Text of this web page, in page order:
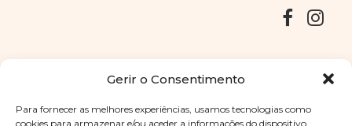
Gerir o Consentimento
Para fornecer as melhores experiências, usamos tecnologias como
cookies para armazenar e/ou aceder a informações do dispositivo.